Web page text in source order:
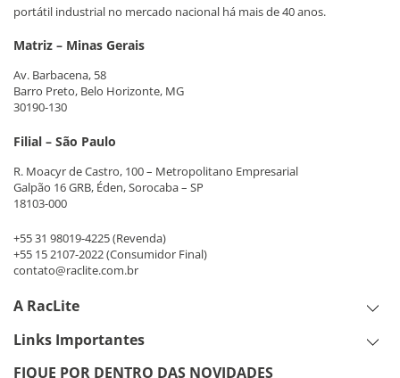
portátil industrial no mercado nacional há mais de 40 anos.
Matriz – Minas Gerais
Av. Barbacena, 58
Barro Preto, Belo Horizonte, MG
30190-130
Filial – São Paulo
R. Moacyr de Castro, 100 – Metropolitano Empresarial
Galpão 16 GRB, Éden, Sorocaba – SP
18103-000
+55 31 98019-4225(Revenda)
+55 15 2107-2022(Consumidor Final)
contato@raclite.com.br
A RacLite
Links Importantes
FIQUE POR DENTRO DAS NOVIDADES